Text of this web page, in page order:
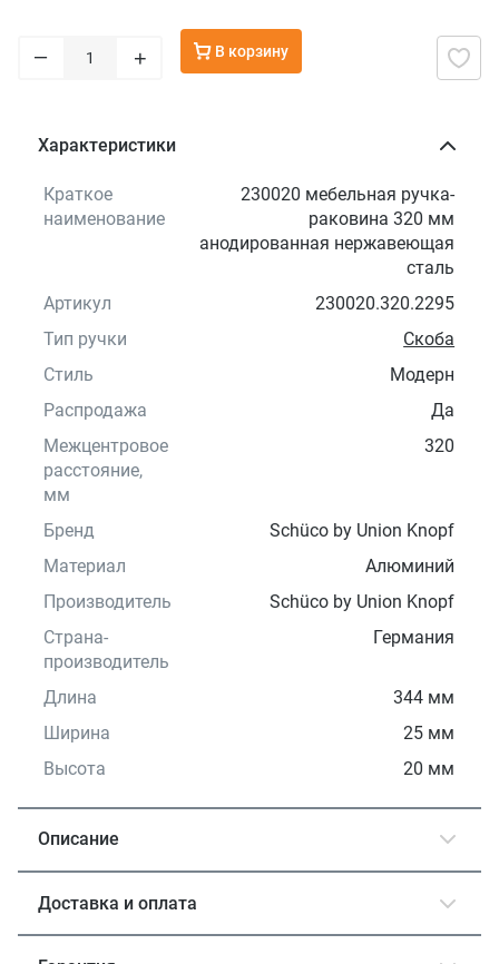
– + В корзину
Характеристики
Краткое
наименование
230020 мебельная ручка-
раковина 320 мм
анодированная нержавеющая
сталь
Артикул
230020.320.2295
Тип ручки
Скоба
Стиль
Модерн
Распродажа
Да
Межцентровое
расстояние,
мм
320
Бренд
Schüco by Union Knopf
Материал
Алюминий
Производитель
Schüco by Union Knopf
Страна-
производитель
Германия
Длина
344 мм
Ширина
25 мм
Высота
20 мм
Описание
Доставка и оплата